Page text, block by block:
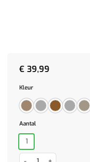
€ 39,99
Kleur
Aantal
1
Wandkast 60x31x70